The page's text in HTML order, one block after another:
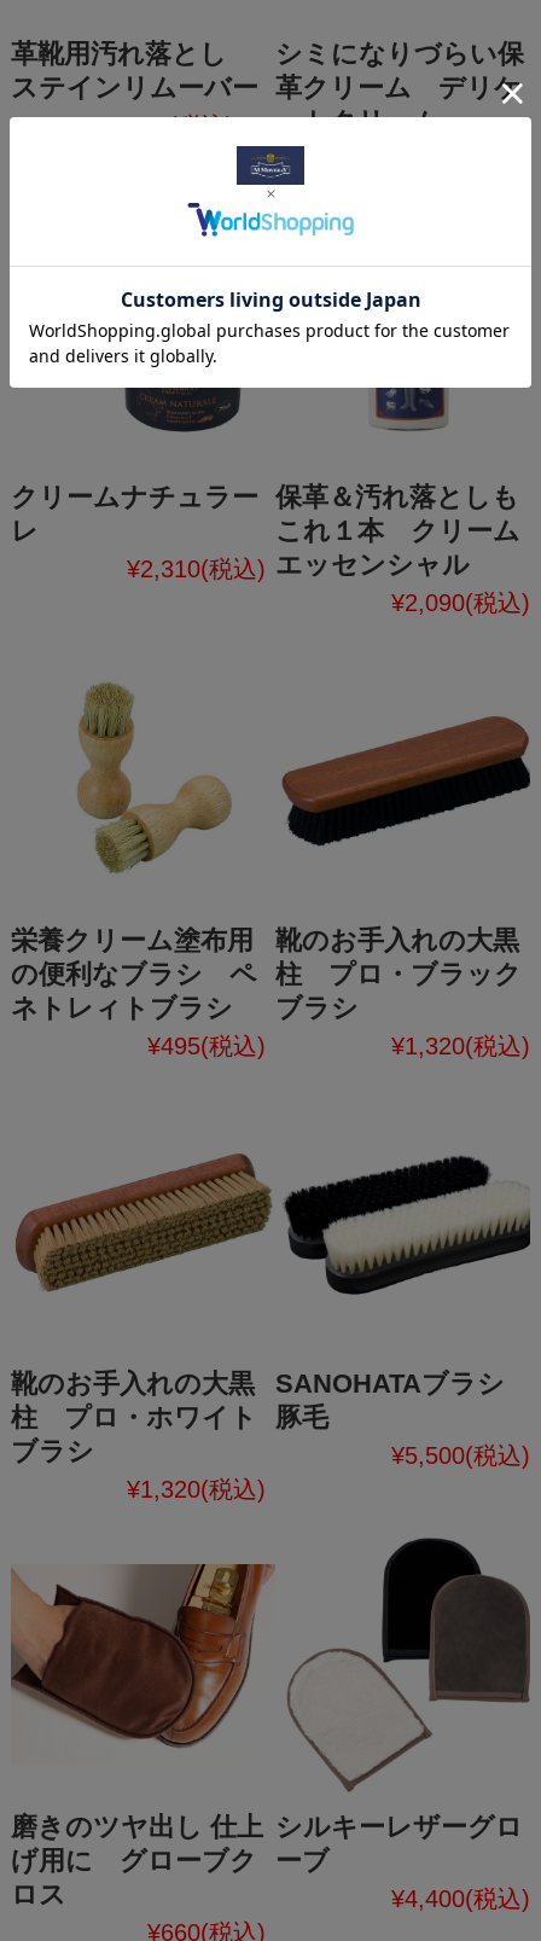
革靴用汚れ落とし
ステインリムーバー
¥770(税込) ～
シミになりづらい保
革クリーム デリケ
ートクリーム
クリームナチュラー
レ
¥2,310(税込)
保革＆汚れ落としも
これ１本 クリーム
エッセンシャル
¥2,090(税込)
栄養クリーム塗布用
の便利なブラシ ペ
ネトレィトブラシ
¥495(税込)
靴のお手入れの大黒
柱 プロ・ブラック
ブラシ
¥1,320(税込)
靴のお手入れの大黒
柱 プロ・ホワイト
ブラシ
¥1,320(税込)
SANOHATAブラシ
豚毛
¥5,500(税込)
磨きのツヤ出し 仕上
げ用に グローブク
ロス
¥660(税込)
シルキーレザーグロ
ーブ
¥4,400(税込)